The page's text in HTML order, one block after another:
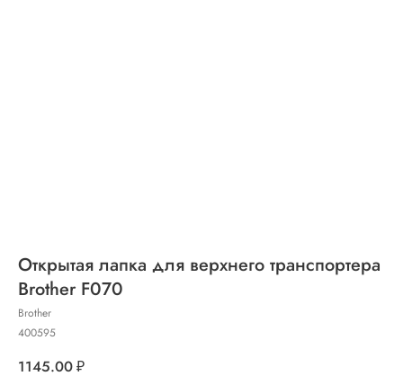
Открытая лапка для верхнего транспортера
Brother F070
Brother
400595
1145.00₽